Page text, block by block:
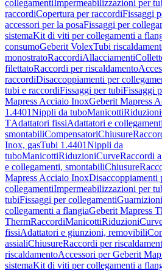
collegamentiImpermeabilizzazioni per
raccordiCopertura per raccordiFissaggi
accessori per la posaFissaggi per
sistemaKit di viti per collegamenti a
consumoGeberit VolexTubi
monostratoRaccordiAllacciamenti
filettatoRaccordi per riscaldamento
raccordiDisaccoppiamenti per
tubi e raccordiFissaggi per tubiFissaggi
Mapress Acciaio InoxGeberit Mapress
1.4401Nippli da tuboManicottiRiduzioni
TAdattatori fissiAdattatori e
smontabiliCompensatoriChiusure
Inox, gasTubi 1.4401Nippli da
tuboManicottiRiduzioniCurveRaccordi
e collegamenti, smontabiliChiusure
Mapress Acciaio InoxDisaccoppiamenti
collegamentiImpermeabilizzazioni per
tubiFissaggi per collegamenti
collegamenti a flangiaGeberit Mapress
ThermRaccordiManicottiRiduzioni
fissiAdattatori e giunzioni, removibili
assialiChiusureRaccordi per
riscaldamentoAccessori per Geberit
sistemaKit di viti per collegamenti a